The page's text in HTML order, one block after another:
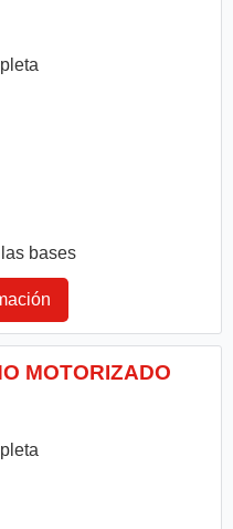
bases
MOTORIZADO